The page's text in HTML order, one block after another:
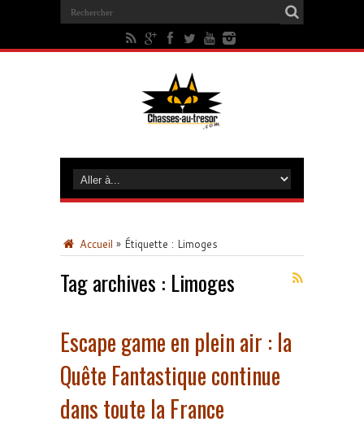
Accueil » Étiquette : Limoges
Tag archives : Limoges
Escape game en plein air : la
Quête Fantastique continue
dans toute la France